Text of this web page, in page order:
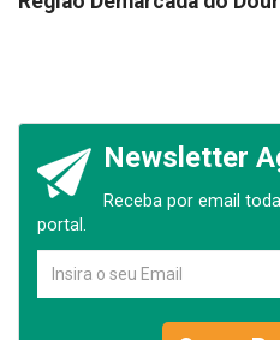
Newsletter
Receba por email
portal.